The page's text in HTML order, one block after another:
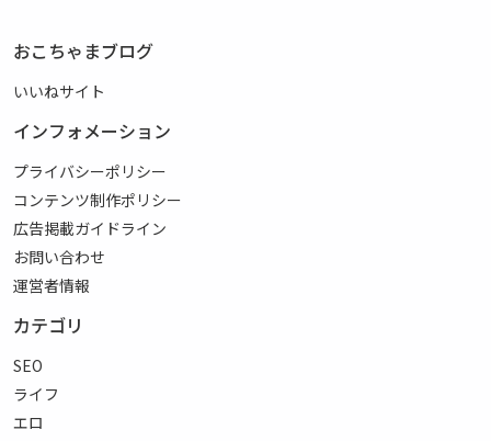
おこちゃまブログ
いいねサイト
インフォメーション
プライバシーポリシー
コンテンツ制作ポリシー
広告掲載ガイドライン
お問い合わせ
運営者情報
カテゴリ
SEO
ライフ
エロ